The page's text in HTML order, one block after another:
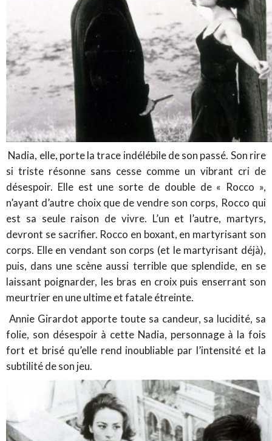
Nadia, elle, porte la trace indélébile de son passé. Son rire
si triste résonne sans cesse comme un vibrant cri de
désespoir. Elle est une sorte de double de « Rocco »,
n’ayant d’autre choix que de vendre son corps, Rocco qui
est sa seule raison de vivre. L’un et l’autre, martyrs,
devront se sacrifier. Rocco en boxant, en martyrisant son
corps. Elle en vendant son corps (et le martyrisant déjà),
puis, dans une scène aussi terrible que splendide, en se
laissant poignarder, les bras en croix puis enserrant son
meurtrier en une ultime et fatale étreinte.
Annie Girardot apporte toute sa candeur, sa lucidité, sa
folie, son désespoir à cette Nadia, personnage à la fois
fort et brisé qu’elle rend inoubliable par l’intensité et la
subtilité de son jeu.